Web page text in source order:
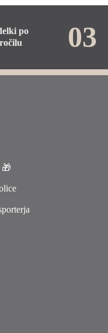
po
03
🎁